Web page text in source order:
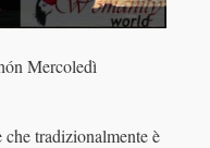
Mercoledì
tradizionalmente è